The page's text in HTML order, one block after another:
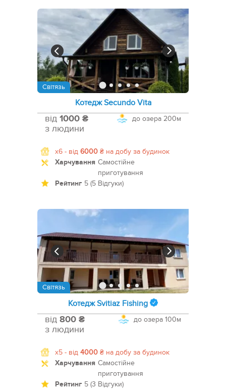
Світязь
Котедж Secundo Vita
до озера 200м
від 1000 ₴
з людини
x6 - від 6000 ₴ на добу за будинок
Харчування Самостійне
приготування
Рейтинг 5 (5 Відгуки)
Світязь
Котедж Svitiaz Fishing
до озера 100м
від 800 ₴
з людини
x5 - від 4000 ₴ на добу за будинок
Харчування Самостійне
приготування
Рейтинг 5 (3 Відгуки)